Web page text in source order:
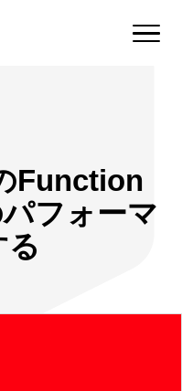
Function
フォーマ
る